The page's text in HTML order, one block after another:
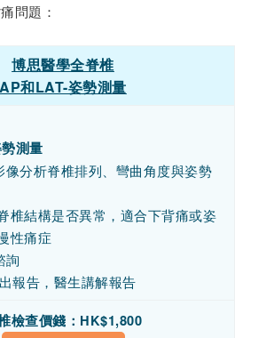
問題：
博思醫學全脊椎
AP和LAT-姿勢測量
測量
像分析脊椎排列、彎曲角度與姿勢
椎結構是否異常，適合下背痛或姿
性痛症
詢
報告，醫生講解報告
檢查價錢：HK$1,800